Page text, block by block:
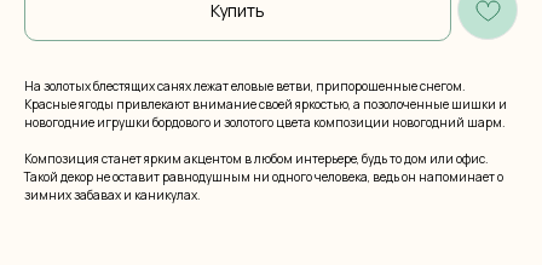
Купить
На золотых блестящих санях лежат еловые ветви, припорошенные снегом.
Красные ягоды привлекают внимание своей яркостью, а позолоченные шишки и
новогодние игрушки бордового и золотого цвета композиции новогодний шарм.
Композиция станет ярким акцентом в любом интерьере, будь то дом или офис.
Такой декор не оставит равнодушным ни одного человека, ведь он напоминает о
зимних забавах и каникулах.